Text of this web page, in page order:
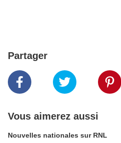
Partager
Vous aimerez aussi
Nouvelles nationales sur RNL